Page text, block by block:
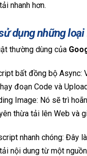
nhanh hơn.
dụng những
thường dùng của
bất đồng bộ Async:
đoạn Code và
Image: Nó sẽ trì
thừa tải lên Web và
nhanh chóng: Đây
nội dung từ một